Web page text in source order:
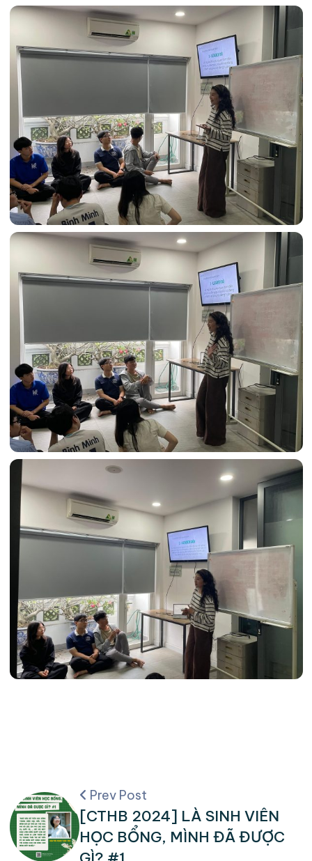
Prev Post
[CTHB 2024] LÀ SINH VIÊN
HỌC BỔNG, MÌNH ĐÃ ĐƯỢC